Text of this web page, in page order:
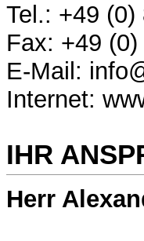
Tel.: +49
Fax: +49
E-Mail:
Internet:
IHR
Herr